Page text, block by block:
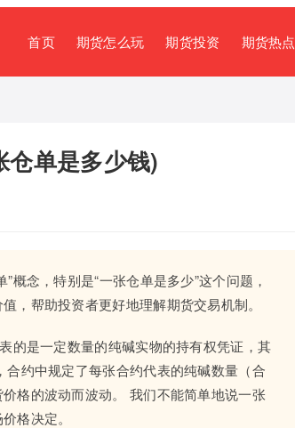
首页 期货怎么玩 期货投资 期货热点
单是多少钱)
念，特别是“一张仓单是多少”这个问题，
，帮助投资者更好地理解期货交易机制。
的是一定数量的纯碱实物的持有权凭证，其
约中规定了每张合约代表的纯碱数量（合
格的波动而波动。 我们不能简单地说一张
格决定。